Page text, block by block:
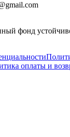
фонд
оплаты и